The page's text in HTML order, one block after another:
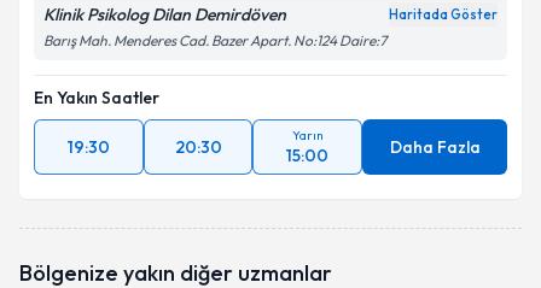
Klinik Psikolog Dilan Demirdöven Haritada Göster
Barış Mah. Menderes Cad. Bazer Apart. No:124 Daire:7
En Yakın Saatler
19:30 20:30
Yarın
15:00 Daha Fazla
Bölgenize yakın diğer uzmanlar